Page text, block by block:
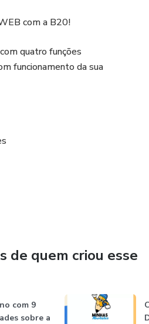
com a B20!
quatro funções
funcionamento da sua
e desenvolvimento dos serviços
de quem criou esse
com 9
sobre a